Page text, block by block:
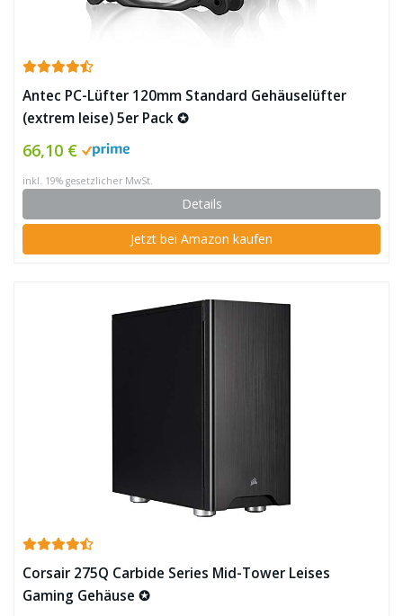
Antec PC-Lüfter 120mm Standard Gehäuselüfter
(extrem leise) 5er Pack ✪
66,10 €
inkl. 19% gesetzlicher MwSt.
Details
Jetzt bei Amazon kaufen
Corsair 275Q Carbide Series Mid-Tower Leises
Gaming Gehäuse ✪